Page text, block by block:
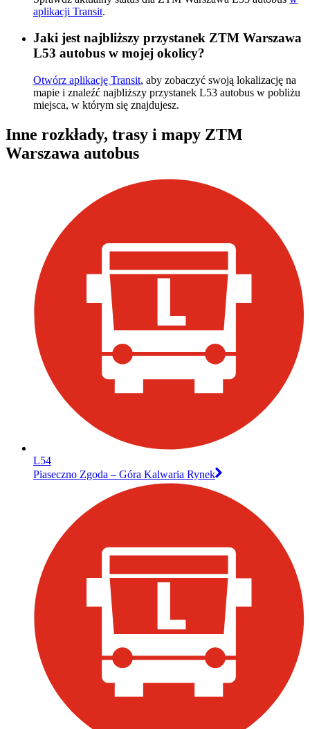
aplikacji Transit.
Jaki jest najbliższy przystanek ZTM Warszawa
L53 autobus w mojej okolicy?
Otwórz aplikację Transit, aby zobaczyć swoją lokalizację na
mapie i znaleźć najbliższy przystanek L53 autobus w pobliżu
miejsca, w którym się znajdujesz.
Inne rozkłady, trasy i mapy ZTM
Warszawa autobus
L54
Piaseczno Zgoda – Góra Kalwaria Rynek